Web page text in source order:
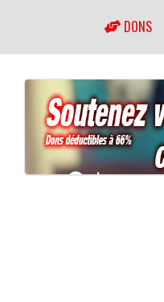
DONS